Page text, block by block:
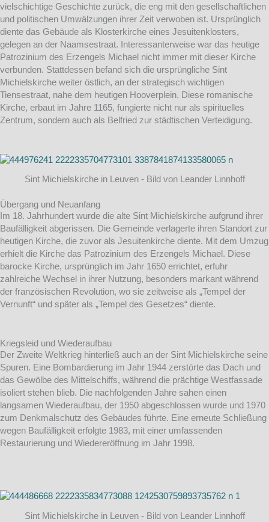
vielschichtige Geschichte zurück, die eng mit den gesellschaftlichen
und politischen Umwälzungen ihrer Zeit verwoben ist. Ursprünglich
diente das Gebäude als Klosterkirche eines Jesuitenklosters,
gelegen an der Naamsestraat. Interessanterweise war das heutige
Patrozinium des Erzengels Michael nicht immer mit dieser Kirche
verbunden. Stattdessen befand sich die ursprüngliche Sint
Michielskirche weiter östlich, an der strategisch wichtigen
Tiensestraat, nahe dem heutigen Hooverplein. Diese romanische
Kirche, erbaut im Jahre 1165, fungierte nicht nur als spirituelles
Zentrum, sondern auch als Belfried zur städtischen Verteidigung.
Sint Michielskirche in Leuven - Bild von Leander Linnhoff
Übergang und Neuanfang
Im 18. Jahrhundert wurde die alte Sint Michielskirche aufgrund ihrer
Baufälligkeit abgerissen. Die Gemeinde verlagerte ihren Standort zur
heutigen Kirche, die zuvor als Jesuitenkirche diente. Mit dem Umzug
erhielt die Kirche das Patrozinium des Erzengels Michael. Diese
barocke Kirche, ursprünglich im Jahr 1650 errichtet, erfuhr
zahlreiche Wechsel in ihrer Nutzung, besonders markant während
der französischen Revolution, wo sie zeitweise als „Tempel der
Vernunft“ und später als „Tempel des Gesetzes“ diente.
Kriegsleid und Wiederaufbau
Der Zweite Weltkrieg hinterließ auch an der Sint Michielskirche seine
Spuren. Eine Bombardierung im Jahr 1944 zerstörte das Dach und
das Gewölbe des Mittelschiffs, während die prächtige Westfassade
isoliert stehen blieb. Die nachfolgenden Jahre sahen einen
langsamen Wiederaufbau, der 1950 abgeschlossen wurde und 1970
zum Denkmalschutz des Gebäudes führte. Eine erneute Schließung
wegen Baufälligkeit erfolgte 1983, mit einer umfassenden
Restaurierung und Wiedereröffnung im Jahr 1998.
Sint Michielskirche in Leuven - Bild von Leander Linnhoff